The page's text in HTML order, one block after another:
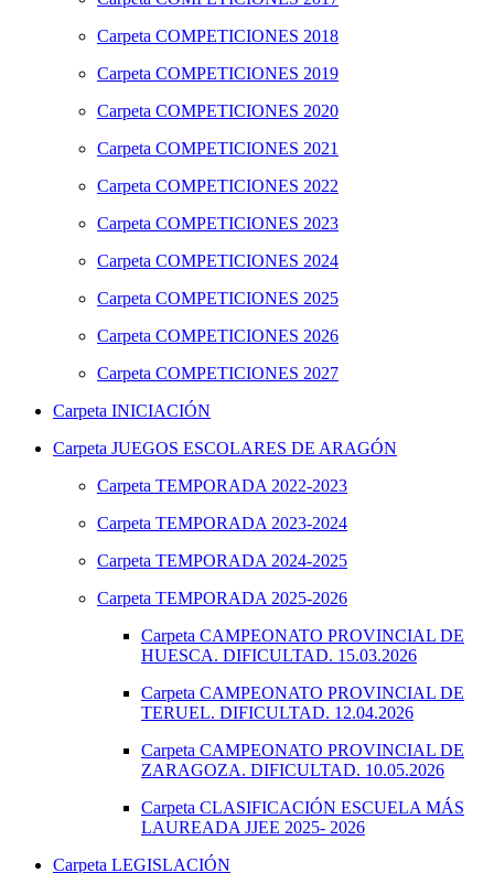
Carpeta COMPETICIONES 2018
Carpeta COMPETICIONES 2019
Carpeta COMPETICIONES 2020
Carpeta COMPETICIONES 2021
Carpeta COMPETICIONES 2022
Carpeta COMPETICIONES 2023
Carpeta COMPETICIONES 2024
Carpeta COMPETICIONES 2025
Carpeta COMPETICIONES 2026
Carpeta COMPETICIONES 2027
Carpeta INICIACIÓN
Carpeta JUEGOS ESCOLARES DE ARAGÓN
Carpeta TEMPORADA 2022-2023
Carpeta TEMPORADA 2023-2024
Carpeta TEMPORADA 2024-2025
Carpeta TEMPORADA 2025-2026
Carpeta CAMPEONATO PROVINCIAL DE
HUESCA. DIFICULTAD. 15.03.2026
Carpeta CAMPEONATO PROVINCIAL DE
TERUEL. DIFICULTAD. 12.04.2026
Carpeta CAMPEONATO PROVINCIAL DE
ZARAGOZA. DIFICULTAD. 10.05.2026
Carpeta CLASIFICACIÓN ESCUELA MÁS
LAUREADA JJEE 2025- 2026
Carpeta LEGISLACIÓN